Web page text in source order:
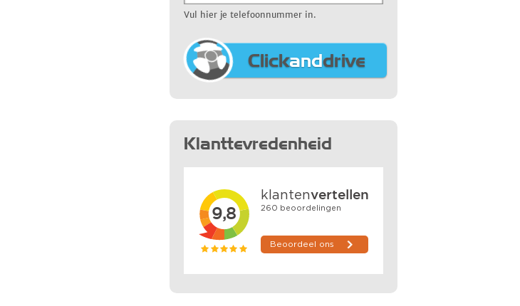
Vul hier je telefoonnummer in.
Clickanddrive
Klanttevredenheid